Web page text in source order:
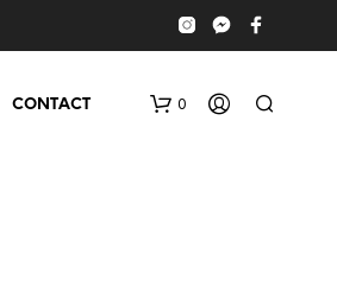
CONTACT 0